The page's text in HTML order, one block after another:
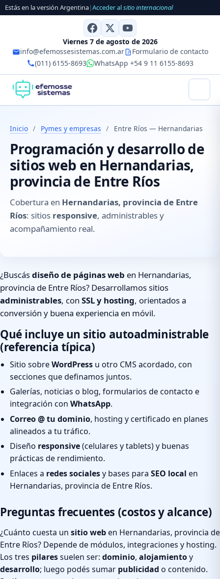
Estás en la versión Argentina|Acceder alsitio internacional
Viernes 7 de agosto de 2026
info@efemossesistemas.com.ar
Formulario de contacto
(011) 6155-8693
WhatsApp +54 9 11 6155-8693
Inicio / Pymes y empresas / Entre Ríos — Hernandarias
Programación y desarrollo de
sitios web en Hernandarias,
provincia de Entre Ríos
Cobertura en Hernandarias, provincia de Entre
Ríos: sitios responsive, administrables y
acompañamiento real.
¿Buscásdiseño de páginas web en Hernandarias,
provincia de Entre Ríos? Desarrollamos sitios
administrables, con SSL y hosting, orientados a
conversión y buena experiencia en móvil.
Qué incluye un sitio autoadministrable
(referencia típica)
Sitio sobreWordPress u otro CMS acordado, con
secciones que definamos juntos.
Galerías, noticias o blog, formularios de contacto e
integración con WhatsApp.
Correo @ tu dominio, hosting y certificado en planes
alineados a tu tráfico.
Diseño responsive(celulares y tablets) y buenas
prácticas de rendimiento.
Enlaces a redes socialesy bases para SEO local en
Hernandarias, provincia de Entre Ríos.
Preguntas frecuentes (costos y alcance)
¿Cuánto cuesta un sitio weben Hernandarias, provincia de
Entre Ríos? Depende de módulos, integraciones y hosting.
Los tres pilaressuelen ser: dominio, alojamientoy
desarrollo; luego podés sumar publicidad o contenido.